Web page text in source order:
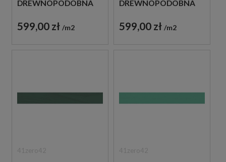
DREWNOPODOBNA
599,00 zł m2
DREWNOPODOBNA
599,00 zł m2